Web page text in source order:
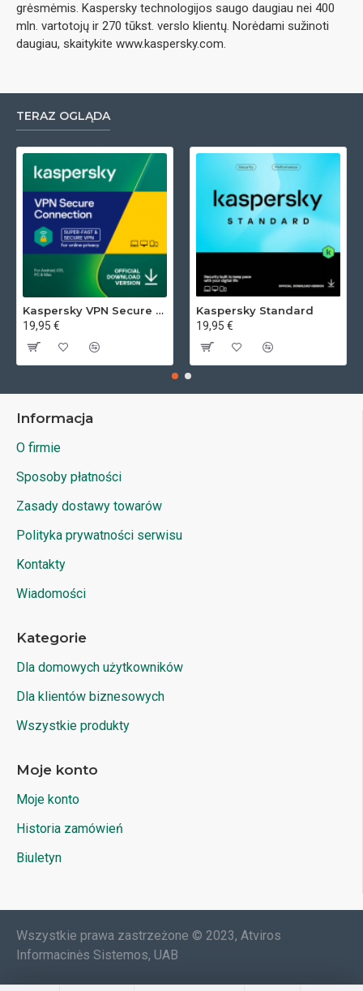
grėsmėmis. Kaspersky technologijos saugo daugiau nei 400
mln. vartotojų ir 270 tūkst. verslo klientų. Norėdami sužinoti
daugiau, skaitykite www.kaspersky.com.
TERAZ OGLĄDA
Kaspersky VPN Secure Connection
19,95 €
Kaspersky Standard
19,95 €
Informacja
O firmie
Sposoby płatności
Zasady dostawy towarów
Polityka prywatności serwisu
Kontakty
Wiadomości
Kategorie
Dla domowych użytkowników
Dla klientów biznesowych
Wszystkie produkty
Moje konto
Moje konto
Historia zamówień
Biuletyn
Wszystkie prawa zastrzeżone © 2023, Atviros
Informacinės Sistemos, UAB